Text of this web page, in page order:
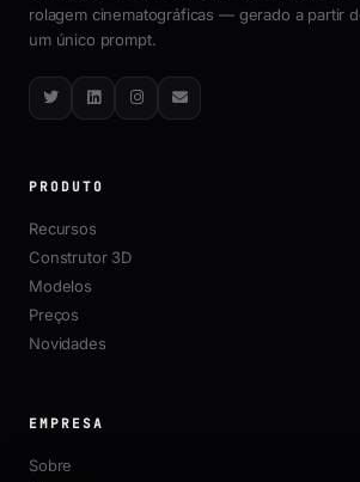
rolagem cinematográficas — gerado a partir
um único prompt.
TwitterLinkedInInstagram
Email
PRODUTO
Recursos
Construtor 3D
Modelos
Preços
Novidades
EMPRESA
Sobre